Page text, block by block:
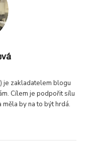
je zakladatelem blogu
Cílem je podpořit sílu
měla by na to být hrdá.